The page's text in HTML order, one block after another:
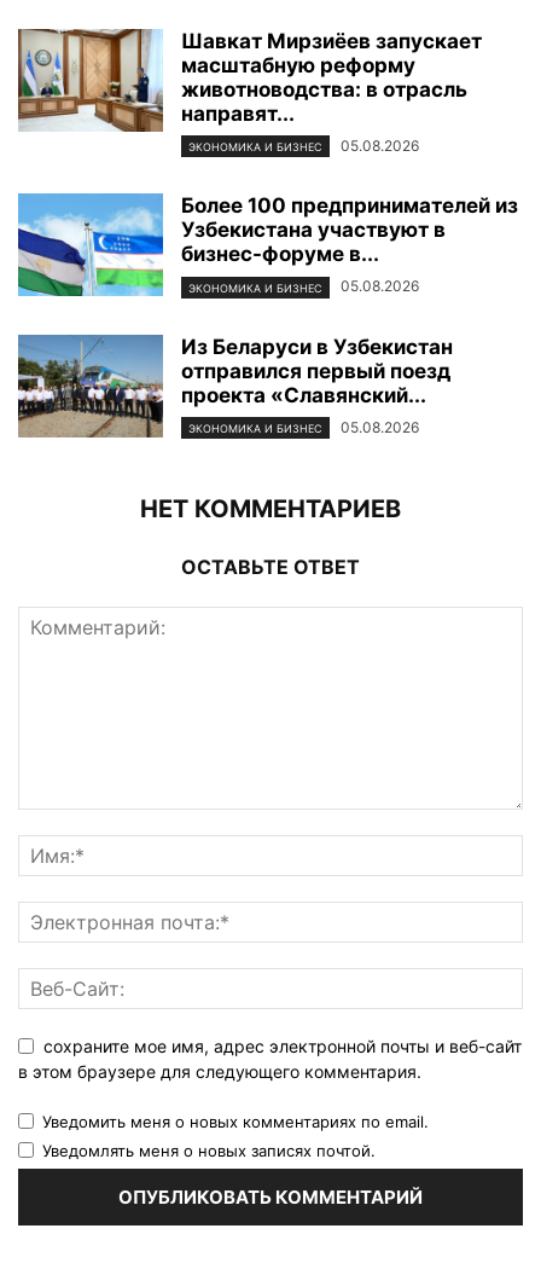
Шавкат Мирзиёев запускает
масштабную реформу
животноводства: в отрасль
направят...
ЭКОНОМИКА И БИЗНЕС 05.08.2026
Более 100 предпринимателей из
Узбекистана участвуют в
бизнес-форуме в...
ЭКОНОМИКА И БИЗНЕС 05.08.2026
Из Беларуси в Узбекистан
отправился первый поезд
проекта «Славянский...
ЭКОНОМИКА И БИЗНЕС 05.08.2026
НЕТ КОММЕНТАРИЕВ
ОСТАВЬТЕ ОТВЕТ
сохраните мое имя, адрес электронной почты и веб-сайт
в этом браузере для следующего комментария.
Уведомить меня о новых комментариях по email.
Уведомлять меня о новых записях почтой.